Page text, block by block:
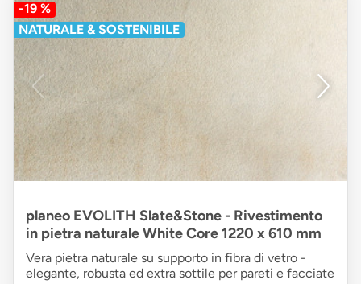
-19 %
NATURALE & SOSTENIBILE
planeo EVOLITH Slate&Stone - Rivestimento
in pietra naturale White Core 1220 x 610 mm
Vera pietra naturale su supporto in fibra di vetro -
elegante, robusta ed extra sottile per pareti e facciate